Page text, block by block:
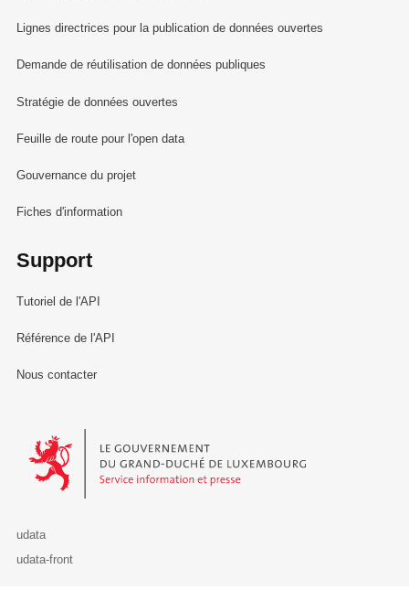
Lignes directrices pour la publication de données ouvertes
Demande de réutilisation de données publiques
Stratégie de données ouvertes
Feuille de route pour l'open data
Gouvernance du projet
Fiches d'information
Support
Tutoriel de l'API
Référence de l'API
Nous contacter
Le Gouvernement du Grand-Duché de Luxembourg - Service
udata
udata-front